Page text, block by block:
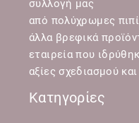
συλλογή μας
από πολύχρωμες
άλλα βρεφικά
εταιρεία που
αξίες σχεδιασμού
Κατηγορίες